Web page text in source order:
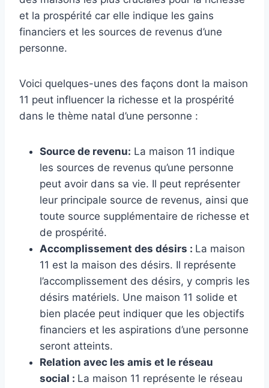
et la prospérité car elle indique les gains
financiers et les sources de revenus d’une
personne.
Voici quelques-unes des façons dont la maison
11 peut influencer la richesse et la prospérité
dans le thème natal d’une personne :
Source de revenu: La maison 11 indique
les sources de revenus qu’une personne
peut avoir dans sa vie. Il peut représenter
leur principale source de revenus, ainsi que
toute source supplémentaire de richesse et
de prospérité.
Accomplissement des désirs : La maison
11 est la maison des désirs. Il représente
l’accomplissement des désirs, y compris les
désirs matériels. Une maison 11 solide et
bien placée peut indiquer que les objectifs
financiers et les aspirations d’une personne
seront atteints.
Relation avec les amis et le réseau
social : La maison 11 représente le réseau